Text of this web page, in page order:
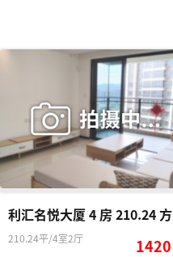
利汇名悦大厦 4 房 210.24 方
210.24平/4室2厅 1420